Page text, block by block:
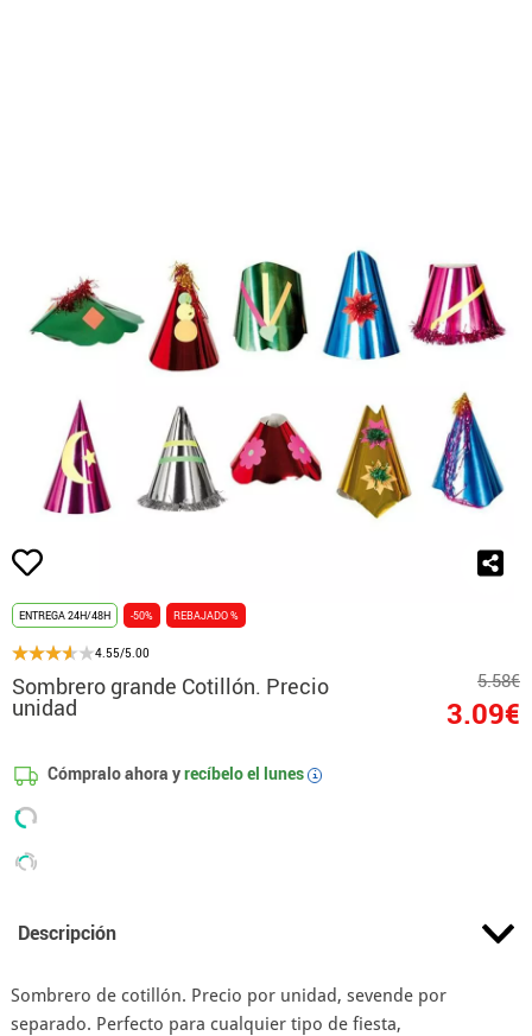
ENTREGA 24H/48H -50% REBAJADO %
4.55/5.00
Sombrero grande Cotillón. Precio
unidad
5.58€
3.09€
Cómpralo ahora yrecíbelo el lunes i
Descripción
Sombrero de cotillón. Precio por unidad, sevende por
separado. Perfecto para cualquier tipo de fiesta,